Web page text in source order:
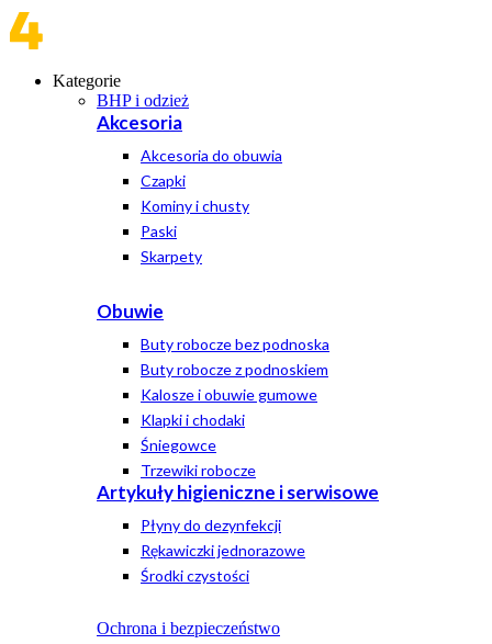
Kategorie
BHP i odzież
Akcesoria
Akcesoria do obuwia
Czapki
Kominy i chusty
Paski
Skarpety
Obuwie
Buty robocze bez podnoska
Buty robocze z podnoskiem
Kalosze i obuwie gumowe
Klapki i chodaki
Śniegowce
Trzewiki robocze
Artykuły higieniczne i serwisowe
Płyny do dezynfekcji
Rękawiczki jednorazowe
Środki czystości
Ochrona i bezpieczeństwo